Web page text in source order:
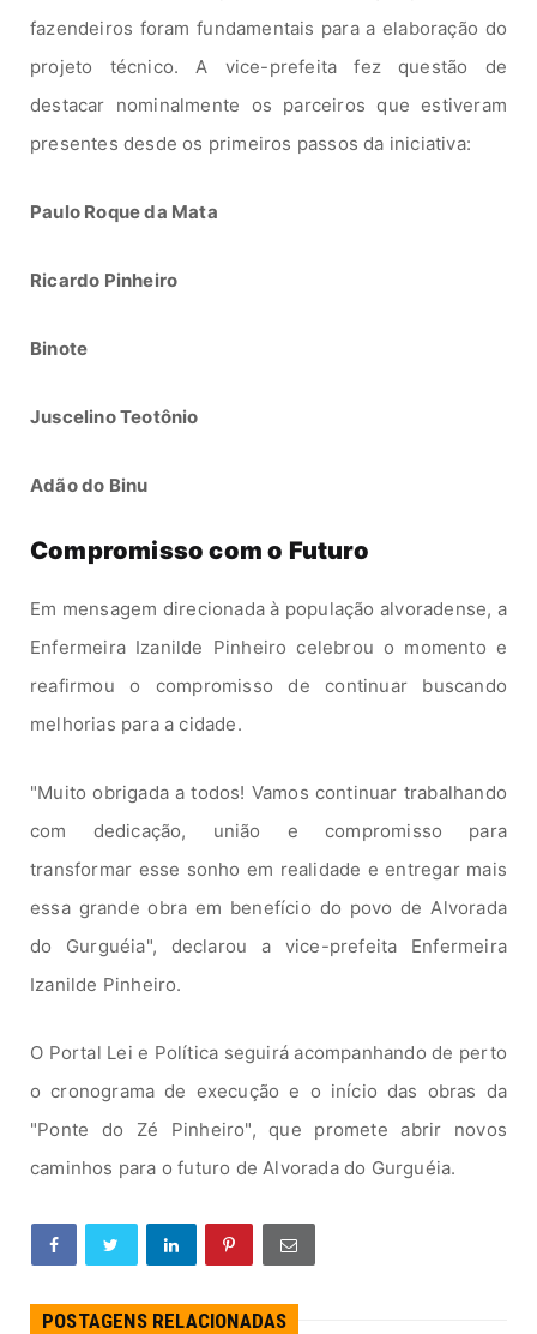
fazendeiros foram fundamentais para a elaboração do
projeto técnico. A vice-prefeita fez questão de
destacar nominalmente os parceiros que estiveram
presentes desde os primeiros passos da iniciativa:
Paulo Roque da Mata
Ricardo Pinheiro
Binote
Juscelino Teotônio
Adão do Binu
Compromisso com o Futuro
Em mensagem direcionada à população alvoradense, a
Enfermeira Izanilde Pinheiro celebrou o momento e
reafirmou o compromisso de continuar buscando
melhorias para a cidade.
"Muito obrigada a todos! Vamos continuar trabalhando
com dedicação, união e compromisso para
transformar esse sonho em realidade e entregar mais
essa grande obra em benefício do povo de Alvorada
do Gurguéia", declarou a vice-prefeita Enfermeira
Izanilde Pinheiro.
O Portal Lei e Política seguirá acompanhando de perto
o cronograma de execução e o início das obras da
"Ponte do Zé Pinheiro", que promete abrir novos
caminhos para o futuro de Alvorada do Gurguéia.
POSTAGENS RELACIONADAS